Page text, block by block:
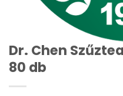
Dr. Chen
80 db